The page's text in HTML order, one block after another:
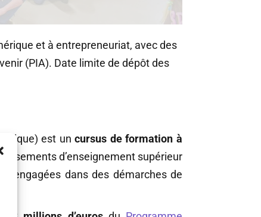
et à entrepreneuriat, avec des
(PIA). Date limite de dépôt des
est uncursus de formation à
d’enseignement supérieur
engagées dans des démarches de